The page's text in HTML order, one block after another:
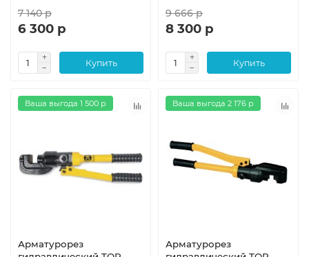
7 140 р
6 300 р
Купить
9 666 р
8 300 р
Купить
Ваша выгода 1 500 р
Арматурорез
Ваша выгода 2 176 р
Арматурорез